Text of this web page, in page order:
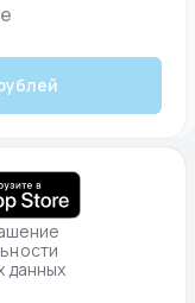
данных